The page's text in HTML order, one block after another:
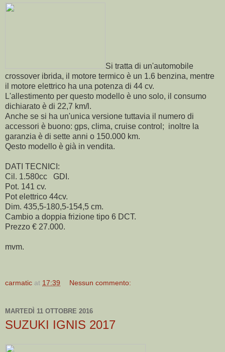
Si tratta di un'automobile
crossover ibrida, il motore termico è un 1.6 benzina, mentre
il motore elettrico ha una potenza di 44 cv.
L'allestimento per questo modello è uno solo, il consumo
dichiarato è di 22,7 km/l.
Anche se si ha un'unica versione tuttavia il numero di
accessori è buono: gps, clima, cruise control; inoltre la
garanzia è di sette anni o 150.000 km.
Qesto modello è già in vendita.
DATI TECNICI:
Cil. 1.580cc GDI.
Pot. 141 cv.
Pot elettrico 44cv.
Dim. 435,5-180,5-154,5 cm.
Cambio a doppia frizione tipo 6 DCT.
Prezzo € 27.000.
mvm.
carmatic at 17:39 Nessun commento:
MARTEDÌ 11 OTTOBRE 2016
SUZUKI IGNIS 2017